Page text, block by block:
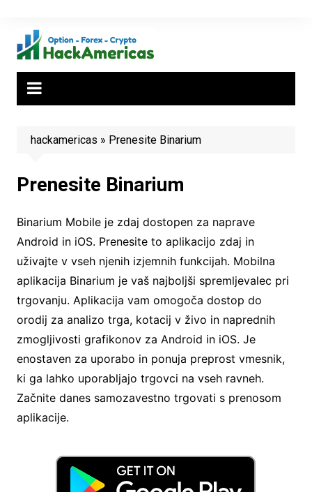
content
hackamericas » Prenesite Binarium
Prenesite Binarium
Binarium Mobile je zdaj dostopen za naprave
Android in iOS. Prenesite to aplikacijo zdaj in
uživajte v vseh njenih izjemnih funkcijah. Mobilna
aplikacija Binarium je vaš najboljši spremljevalec pri
trgovanju. Aplikacija vam omogoča dostop do
orodij za analizo trga, kotacij v živo in naprednih
zmogljivosti grafikonov za Android in iOS. Je
enostaven za uporabo in ponuja preprost vmesnik,
ki ga lahko uporabljajo trgovci na vseh ravneh.
Začnite danes samozavestno trgovati s prenosom
aplikacije.